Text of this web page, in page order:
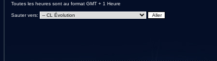
Toutes les heures sont au format GMT + 1 Heure
Sauter vers: